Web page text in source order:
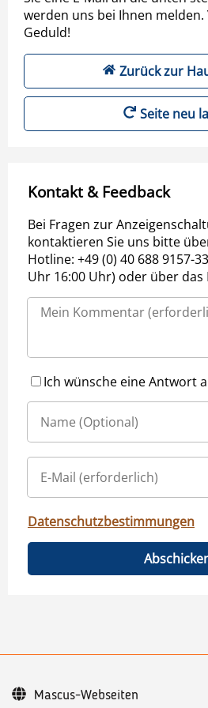
werden uns bei Ihnen
Geduld!
Zurück zur
Seite neu
Kontakt & Feedback
Bei Fragen zur
kontaktieren Sie uns bitte
Hotline: +49 (0) 40 688 9157-
Uhr 16:00 Uhr) oder über
Ich wünsche eine Antwort
Datenschutzbestimmungen
Mascus-Webseiten